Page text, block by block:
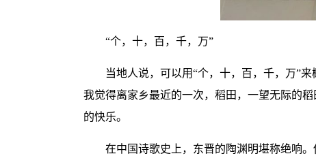
“个，十，百，千，万”
当地人说，可以用“个，十，百，千，万”来
我觉得离家乡最近的一次，稻田，一望无际的
的快乐。
在中国诗歌史上，东晋的陶渊明堪称绝响